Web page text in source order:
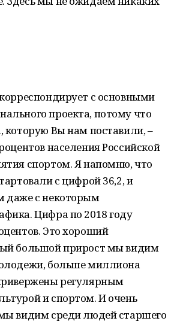
с основными
проекта, потому что
которую Вы нам поставили, –
населения Российской
спортом. Я напомню, что
с цифрой 36,2, и
даже с некоторым
Цифра по 2018 году
Это хороший
большой прирост мы видим
больше миллиона
регулярным
и спортом. И очень
видим среди людей старшего